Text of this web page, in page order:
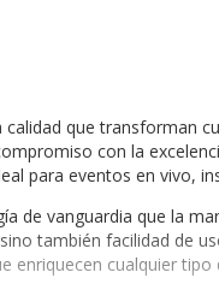
que transforman
con la
para eventos en vivo,
de vanguardia que la
también facilidad de
enriquecen cualquier tipo